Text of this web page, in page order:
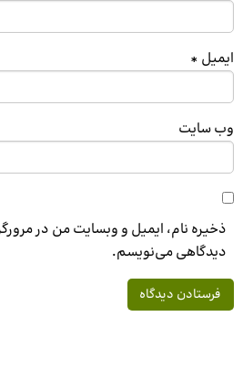
ایمیل *
وب‌ سایت
ذخیره نام، ایمیل و وبسایت من در
دیدگاهی می‌نویسم.